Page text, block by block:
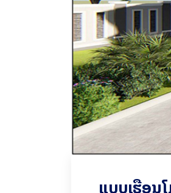
ແບບເຮືອນ